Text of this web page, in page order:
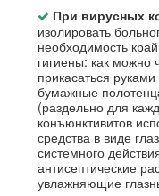
При вирусных
изолировать
необходимость
гигиены: как
прикасаться
бумажные
(раздельно для
конъюнктивитов
средства в виде
системного
антисептические
увлажняющие